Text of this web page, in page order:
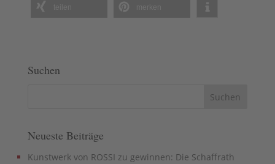
Suchen
Neueste Beiträge
Kunstwerk von ROSSI zu gewinnen: Die Schaffrath